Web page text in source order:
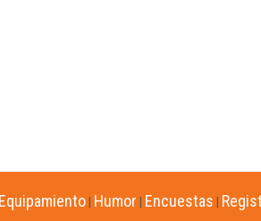
Equipamiento Humor Encuestas